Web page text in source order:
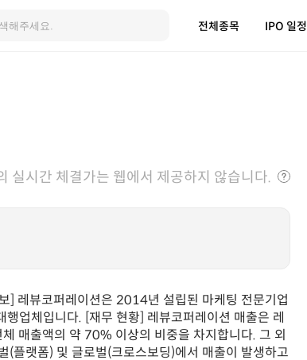
전체종목 IPO 일정
실시간 체결가는 웹에서 제공하지 않습니다.
] 레뷰코퍼레이션은 2014년 설립된 마케팅 전문기업
업체입니다. [재무 현황] 레뷰코퍼레이션 매출은 레
매출액의 약 70% 이상의 비중을 차지합니다. 그 외
(플랫폼) 및 글로벌(크로스보딩)에서 매출이 발생하고